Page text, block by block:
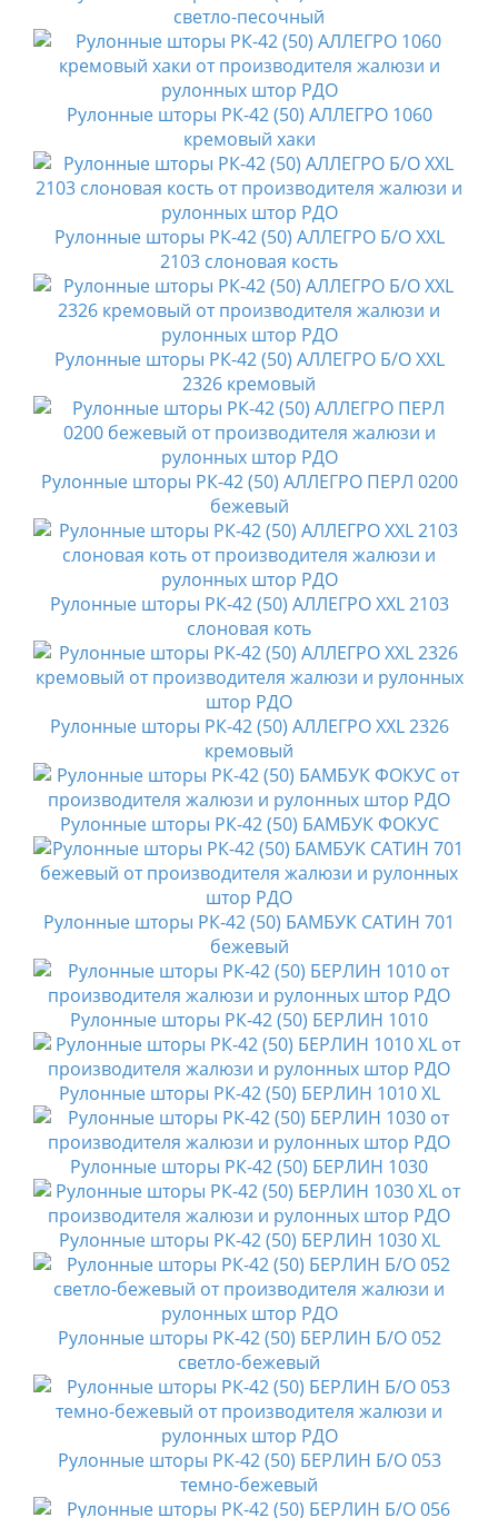
светло-песочный
Рулонные шторы РК-42 (50) АЛЛЕГРО 1060
кремовый хаки
Рулонные шторы РК-42 (50) АЛЛЕГРО Б/О XXL
2103 слоновая кость
Рулонные шторы РК-42 (50) АЛЛЕГРО Б/О XXL
2326 кремовый
Рулонные шторы РК-42 (50) АЛЛЕГРО ПЕРЛ 0200
бежевый
Рулонные шторы РК-42 (50) АЛЛЕГРО XXL 2103
слоновая коть
Рулонные шторы РК-42 (50) АЛЛЕГРО XXL 2326
кремовый
Рулонные шторы РК-42 (50) БАМБУК ФОКУС
Рулонные шторы РК-42 (50) БАМБУК САТИН 701
бежевый
Рулонные шторы РК-42 (50) БЕРЛИН 1010
Рулонные шторы РК-42 (50) БЕРЛИН 1010 XL
Рулонные шторы РК-42 (50) БЕРЛИН 1030
Рулонные шторы РК-42 (50) БЕРЛИН 1030 XL
Рулонные шторы РК-42 (50) БЕРЛИН Б/О 052
светло-бежевый
Рулонные шторы РК-42 (50) БЕРЛИН Б/О 053
темно-бежевый